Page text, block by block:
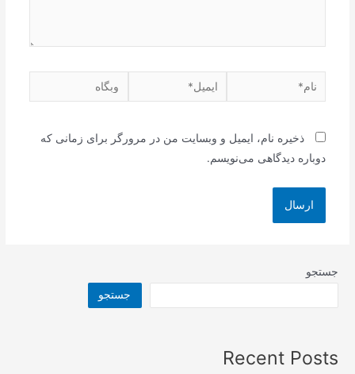
نام* ایمیل* وبگاه
ذخیره نام، ایمیل و وبسایت من در مرورگر برای زمانی که
دوباره دیدگاهی می‌نویسم.
جستجو
جستجو
Recent Posts